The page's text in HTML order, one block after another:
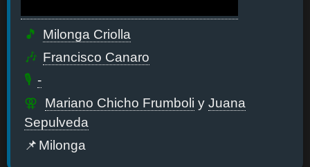
Milonga Criolla
Francisco Canaro
-
Mariano Chicho Frumboli y Juana
Sepulveda
Milonga